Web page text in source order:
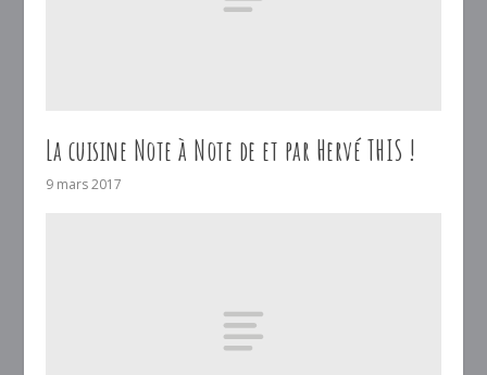
La cuisine Note à Note de et par Hervé THIS !
9 mars 2017